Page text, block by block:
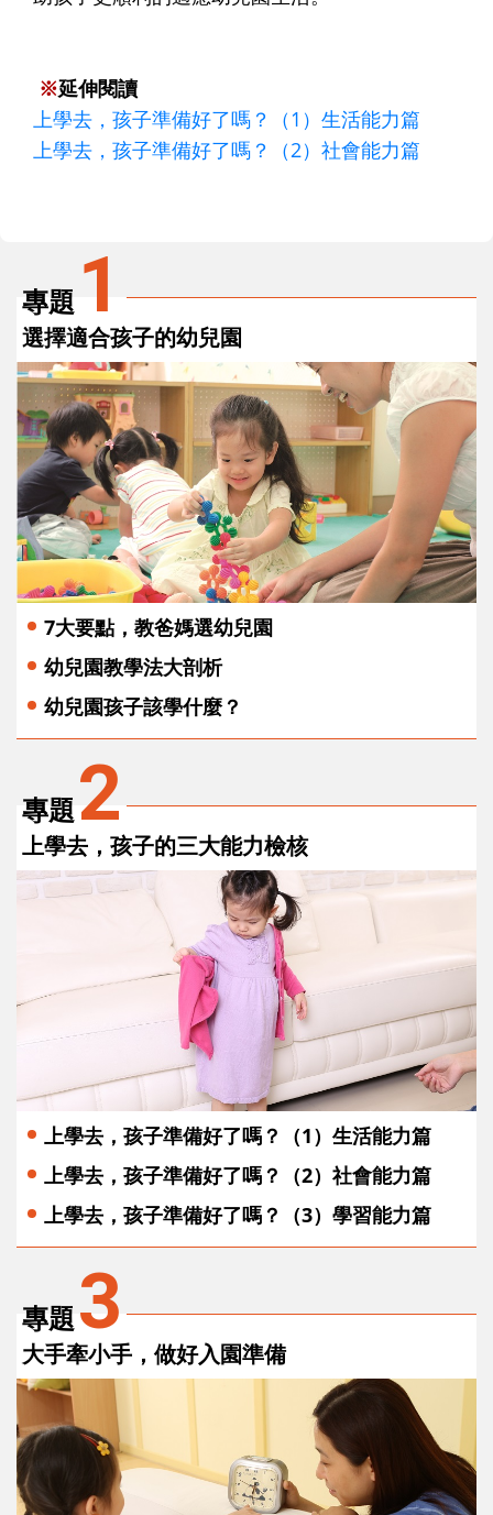
※延伸閱讀
上學去，孩子準備好了嗎？（1）生活能力篇
上學去，孩子準備好了嗎？（2）社會能力篇
專題 1
選擇適合孩子的幼兒園
7大要點，教爸媽選幼兒園
幼兒園教學法大剖析
幼兒園孩子該學什麼？
專題2
上學去，孩子的三大能力檢核
上學去，孩子準備好了嗎？（1）生活能力篇
上學去，孩子準備好了嗎？（2）社會能力篇
上學去，孩子準備好了嗎？（3）學習能力篇
專題3
大手牽小手，做好入園準備